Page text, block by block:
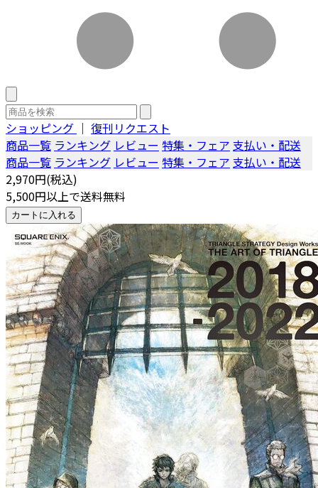
ショッピング ｜ 復刊リクエスト
商品一覧 ランキング レビュー 特集・フェア 支払い・配送
商品一覧 ランキング レビュー 特集・フェア 支払い・配送
2,970円(税込)
5,500円以上で送料無料
カートに入れる